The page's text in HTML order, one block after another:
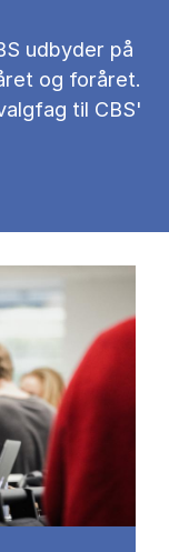
ud­by­der på
og for­å­ret.
til CBS'